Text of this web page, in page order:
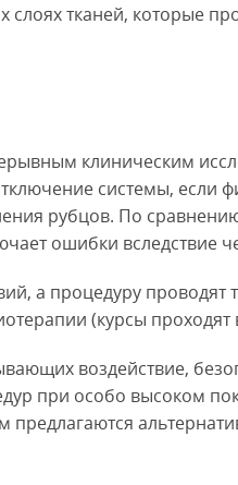
тканей, которые
клиническим
системы, если
рубцов. По
ошибки вследствие
а процедуру
(курсы
воздействие,
при особо высоком
предлагаются